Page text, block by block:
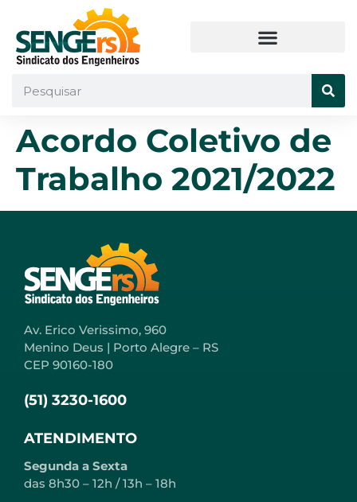
Acordo Coletivo de
Trabalho 2021/2022
Av. Erico Verissimo, 960
Menino Deus | Porto Alegre – RS
CEP 90160-180
(51) 3230-1600
ATENDIMENTO
Segunda a Sexta
das 8h30 – 12h / 13h – 18h